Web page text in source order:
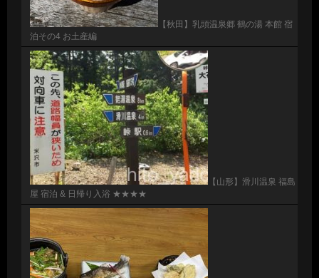
【秋田】乳頭温泉郷 鶴の湯 本館 宿
泊その4 お土産編
【山形】滑川温泉 福島
屋 宿泊 & 日帰り入浴 ★★★★